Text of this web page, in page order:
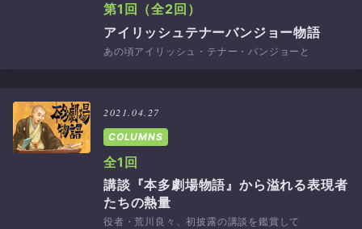
第1回（全2回）
アイリッシュテナーバンジョー物語
あの頃アイリッシュ・テナー・バンジョーと
2021.04.27
COLUMNS
全1回
講談『本多劇場物語』から溢れる表現者
たちの熱量
役者・荒川良々、初披露の講談を鑑賞して